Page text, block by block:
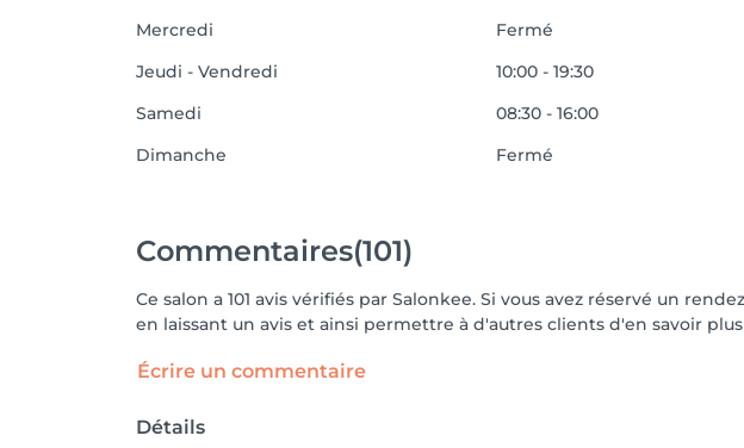
Mercredi
Fermé
Jeudi - Vendredi
10:00 - 19:30
Samedi
08:30 - 16:00
Dimanche
Fermé
Commentaires(101)
Ce salon a 101 avis vérifiés par Salonkee. Si vous avez réservé un
en laissant un avis et ainsi permettre à d'autres clients d'en savoir
Écrire un commentaire
Détails